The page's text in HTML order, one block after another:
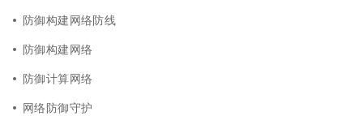
防御构建网络防线
防御构建网络
防御计算网络
网络防御守护